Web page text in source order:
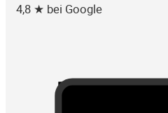
4,8 ★ bei Google